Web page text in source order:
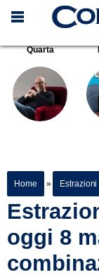
Quarta
Home » Estrazioni
oggi 8